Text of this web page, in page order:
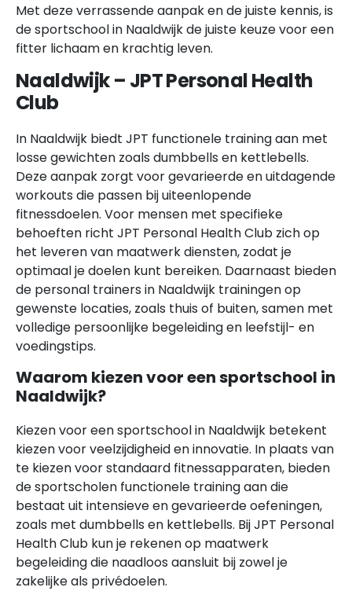
Met deze verrassende aanpak en de juiste kennis, is
de sportschool in Naaldwijk de juiste keuze voor een
fitter lichaam en krachtig leven.
Naaldwijk – JPT Personal Health
Club
In Naaldwijk biedt JPT functionele training aan met
losse gewichten zoals dumbbells en kettlebells.
Deze aanpak zorgt voor gevarieerde en uitdagende
workouts die passen bij uiteenlopende
fitnessdoelen. Voor mensen met specifieke
behoeften richt JPT Personal Health Club zich op
het leveren van maatwerk diensten, zodat je
optimaal je doelen kunt bereiken. Daarnaast bieden
de personal trainers in Naaldwijk trainingen op
gewenste locaties, zoals thuis of buiten, samen met
volledige persoonlijke begeleiding en leefstijl- en
voedingstips.
Waarom kiezen voor een sportschool in
Naaldwijk?
Kiezen voor een sportschool in Naaldwijk betekent
kiezen voor veelzijdigheid en innovatie. In plaats van
te kiezen voor standaard fitnessapparaten, bieden
de sportscholen functionele training aan die
bestaat uit intensieve en gevarieerde oefeningen,
zoals met dumbbells en kettlebells. Bij JPT Personal
Health Club kun je rekenen op maatwerk
begeleiding die naadloos aansluit bij zowel je
zakelijke als privédoelen.